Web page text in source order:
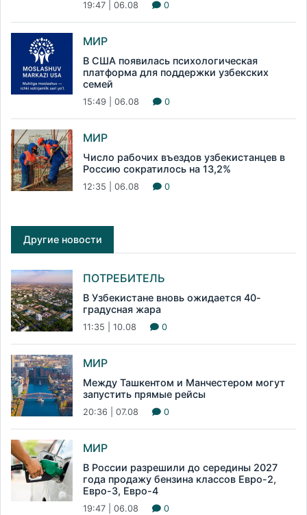
19:47 | 06.08 0
МИР
В США появилась психологическая
платформа для поддержки узбекских
семей
15:49 | 06.08 0
МИР
Число рабочих въездов узбекистанцев в
Россию сократилось на 13,2%
12:35 | 06.08 0
Другие новости
ПОТРЕБИТЕЛЬ
В Узбекистане вновь ожидается 40-
градусная жара
11:35 | 10.08 0
МИР
Между Ташкентом и Манчестером могут
запустить прямые рейсы
20:36 | 07.08 0
МИР
В России разрешили до середины 2027
года продажу бензина классов Евро-2,
Евро-3, Евро-4
19:47 | 06.08 0